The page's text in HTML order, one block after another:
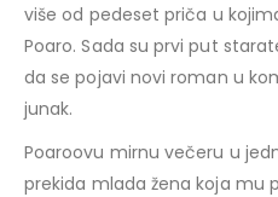
više od pedeset priča u
Poaro. Sada su prvi put
da se pojavi novi roman u
junak.
Poaroovu mirnu večeru u
prekida mlada žena koja mu